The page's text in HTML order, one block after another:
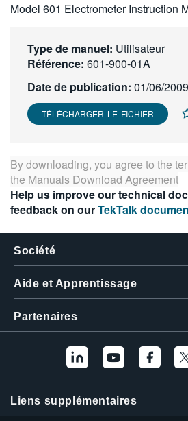
简体中文
한국어
繁體中文
Model 601 Electrometer Instruction
Type de manuel: Utilisateur
Référence: 601-900-01A
Date de publication: 01/06/2009
TÉLÉCHARGER LE FICHIER
By downloading, you agree to the
the Manuals Download Agreement
Help us improve our technical
feedback on ourTekTalk
Société
Aide et Apprentissage
Partenaires
Liens supplémentaires